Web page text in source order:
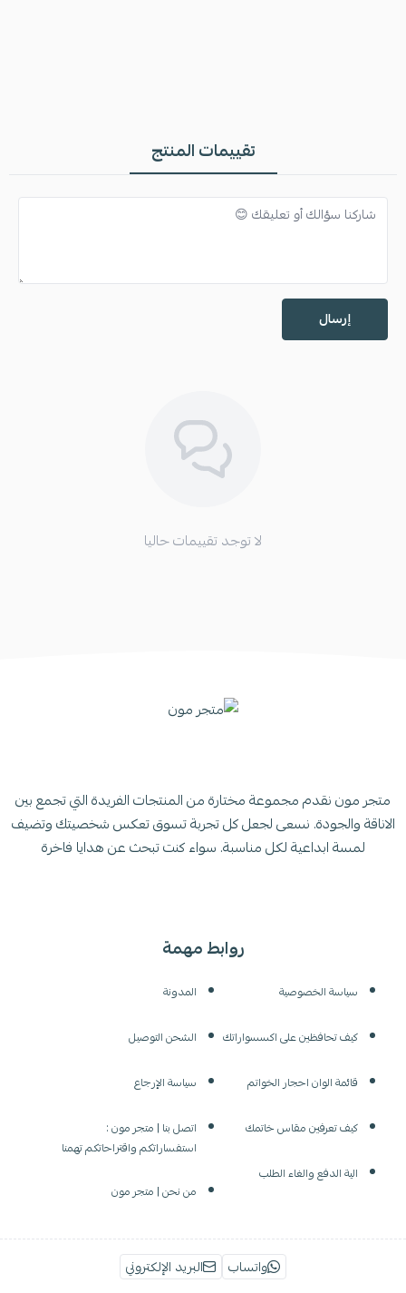
تقييمات المنتج
إرسال
لا توجد تقييمات حاليا
روابط مهمة
سياسة الخصوصية
كيف تحافظين على اكسسواراتك
قائمة الوان احجار الخواتم
كيف تعرفين مقاس خاتمك
الية الدفع والغاء الطلب
المدونة
الشحن التوصيل
سياسة الإرجاع
اتصل بنا | متجر مون :
استفساراتكم واقتراحاتكم تهمنا
من نحن | متجر مون
متجر مون نقدم مجموعة مختارة من المنتجات الفريدة التي تجمع بين
الاناقة والجودة. نسعى لجعل كل تجربة تسوق تعكس شخصيتك وتضيف
لمسة ابداعية لكل مناسبة. سواء كنت تبحث عن هدايا فاخرة
واتساب البريد الإلكتروني